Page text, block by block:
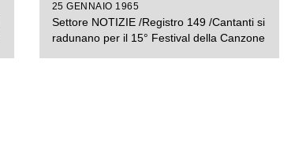
25 GENNAIO 1965
Settore NOTIZIE /Registro 149 /Cantanti si
radunano per il 15° Festival della Canzone